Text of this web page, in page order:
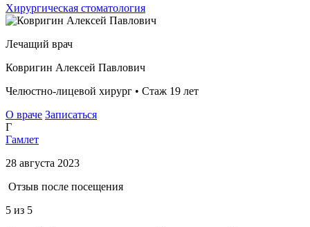
Хирургическая стоматология
Лечащий врач
Ковригин Алексей Павлович
Челюстно-лицевой хирург • Стаж 19 лет
О враче Записаться
Г
Гамлет
28 августа 2023
Отзыв после посещения
5 из 5